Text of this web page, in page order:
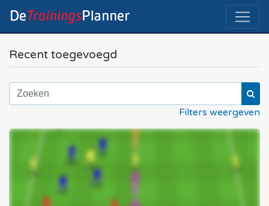
Recent toegevoegd
Filters weergeven